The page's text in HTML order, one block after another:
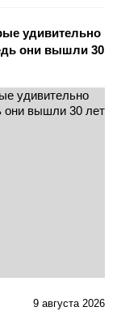
удивительно
они вышли 30
9 августа 2026